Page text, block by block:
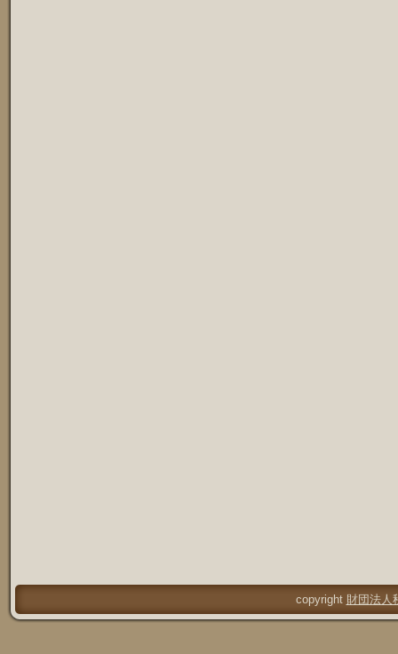
copyright 財団法人